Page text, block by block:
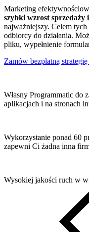
Marketing
szybki wzrost
najważniejszy. Celem
odbiorcy do działania.
pliku, wypełnienie
Zamów bezpłatną
Własny Programmatic do
aplikacjach i na stronach
Wykorzystanie ponad 60
zapewni Ci żadna inna
Wysokiej jakości ruch w